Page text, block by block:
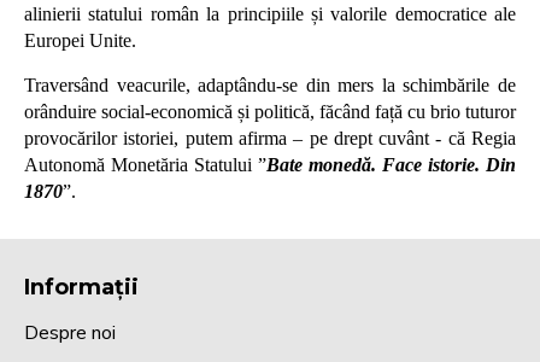
alinierii statului român la principiile și valorile democratice ale
Europei Unite.
Traversând veacurile, adaptându-se din mers la schimbările de
orânduire social-economică și politică, făcând față cu brio tuturor
provocărilor istoriei, putem afirma – pe drept cuvânt - că Regia
Autonomă Monetăria Statului ”Bate monedă. Face istorie. Din
1870”.
Informații
Despre noi